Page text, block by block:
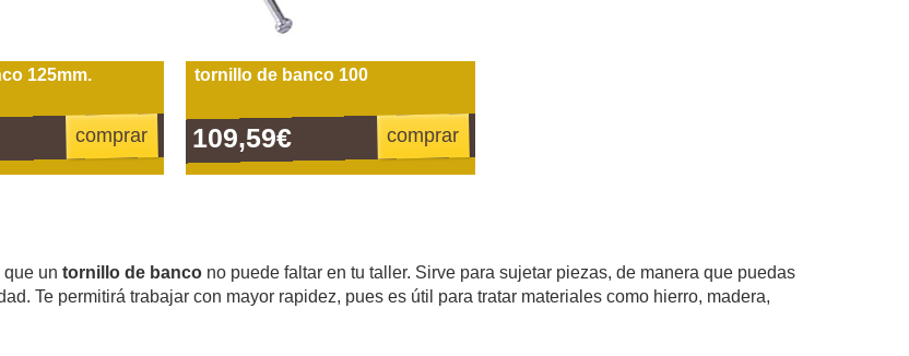
125mm.
comprar
tornillo de banco 100
109,59€ comprar
que un tornillo de banco no puede faltar en tu taller. Sirve para sujetar piezas, de manera que puedas
Te permitirá trabajar con mayor rapidez, pues es útil para tratar materiales como hierro, madera,